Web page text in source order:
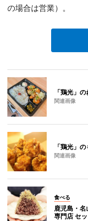
の場合は営業）。
「鶏光」
関連画像
「鶏光」
関連画像
食べる
鹿児島・
専門店 セ